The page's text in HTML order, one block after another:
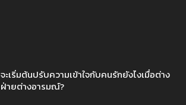
จะเริ่มต้นปรับความเข้าใจกับคนรักยังไงเมื่อต่าง
ฝ่ายต่างอารมณ์?